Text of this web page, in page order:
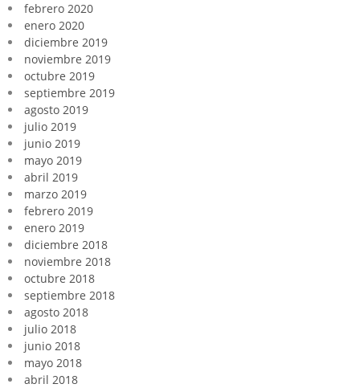
febrero 2020
enero 2020
diciembre 2019
noviembre 2019
octubre 2019
septiembre 2019
agosto 2019
julio 2019
junio 2019
mayo 2019
abril 2019
marzo 2019
febrero 2019
enero 2019
diciembre 2018
noviembre 2018
octubre 2018
septiembre 2018
agosto 2018
julio 2018
junio 2018
mayo 2018
abril 2018